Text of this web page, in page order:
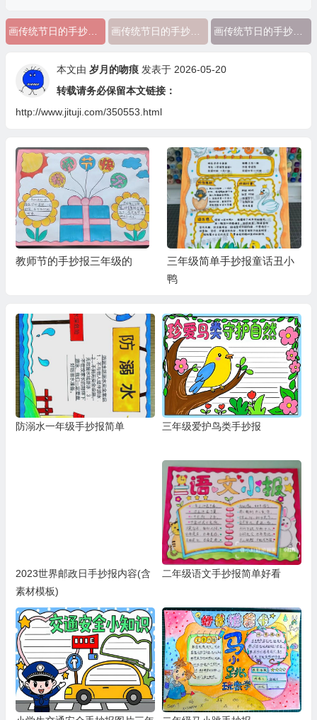
画传统节日的手抄报三年级简单又好看 画传统节日的手抄报三年级下 画传统节日的手抄报三年级
本文由 岁月的吻痕发表于 2026-05-20
转载请务必保留本文链接：
http://www.jituji.com/350553.html
教师节的手抄报三年级的
三年级简单手抄报童话丑小
鸭
防溺水一年级手抄报简单 三年级爱护鸟类手抄报
2023世界邮政日手抄报内容(含
素材模板)
二年级语文手抄报简单好看